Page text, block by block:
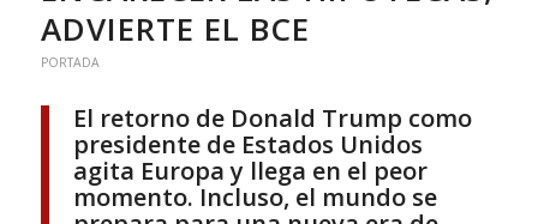
ADVIERTE EL BCE
PORTADA
El retorno de Donald Trump como
presidente de Estados Unidos
agita Europa y llega en el peor
momento. Incluso, el mundo se